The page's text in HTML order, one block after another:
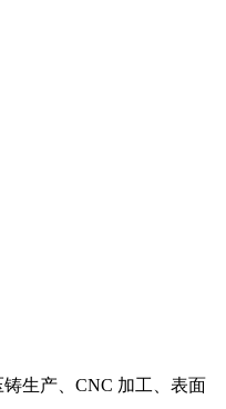
生产、CNC 加工、表面